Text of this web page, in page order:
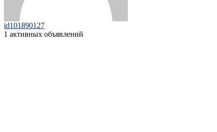
id101890127
1 активных объявлений